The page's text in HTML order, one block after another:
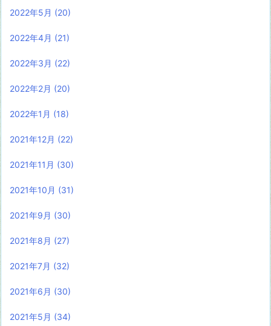
2022年5月 (20)
2022年4月 (21)
2022年3月 (22)
2022年2月 (20)
2022年1月 (18)
2021年12月 (22)
2021年11月 (30)
2021年10月 (31)
2021年9月 (30)
2021年8月 (27)
2021年7月 (32)
2021年6月 (30)
2021年5月 (34)